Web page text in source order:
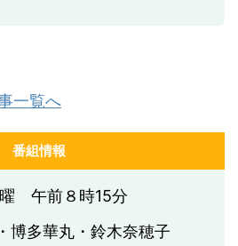
一覧へ
番組情報
午前８時15分
博多華丸・鈴木奈穂子